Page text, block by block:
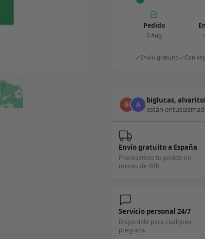
Pedido
5 Aug
Envío gratuito Con
B A biglucas,
están
Envío gratuito a España
Procesamos tu pedido en
menos de 48h.
Servicio personal 24/7
Disponible para cualquier
pregunta.